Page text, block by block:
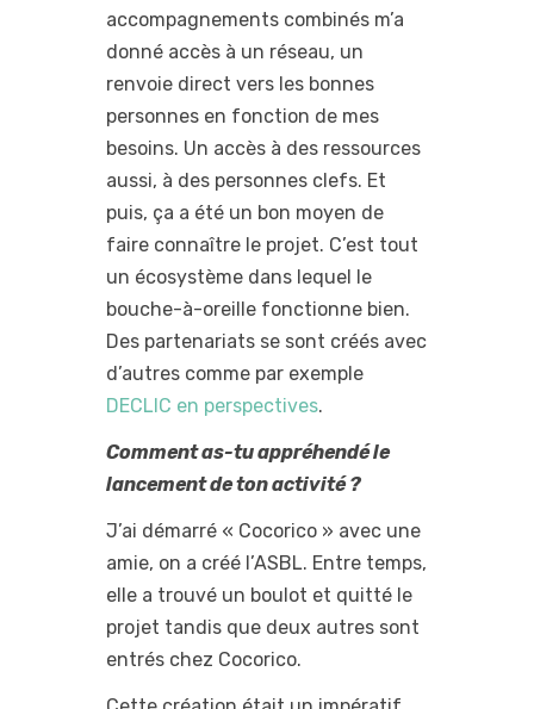
accompagnements combinés m’a
donné accès à un réseau, un
renvoie direct vers les bonnes
personnes en fonction de mes
besoins. Un accès à des ressources
aussi, à des personnes clefs. Et
puis, ça a été un bon moyen de
faire connaître le projet. C’est tout
un écosystème dans lequel le
bouche-à-oreille fonctionne bien.
Des partenariats se sont créés avec
d’autres comme par exemple
DECLIC en perspectives.
Comment as-tu appréhendé le
lancement de ton activité ?
J’ai démarré « Cocorico » avec une
amie, on a créé l’ASBL. Entre temps,
elle a trouvé un boulot et quitté le
projet tandis que deux autres sont
entrés chez Cocorico.